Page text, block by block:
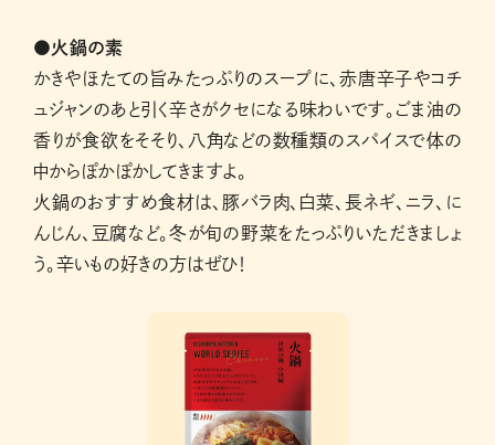
●火鍋の素
かきやほたての旨みたっぷりのスープに、赤唐辛子やコチ
ュジャンのあと引く辛さがクセになる味わいです。ごま油の
香りが食欲をそそり、八角などの数種類のスパイスで体の
中からぽかぽかしてきますよ。
火鍋のおすすめ食材は、豚バラ肉、白菜、長ネギ、ニラ、に
んじん、豆腐など。冬が旬の野菜をたっぷりいただきましょ
う。辛いもの好きの方はぜひ！